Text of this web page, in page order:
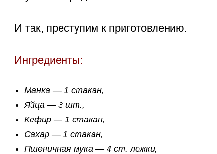
И так, преступим к приготовлению.
Ингредиенты:
Манка — 1 стакан,
Яйца — 3 шт.,
Кефир — 1 стакан,
Сахар — 1 стакан,
Пшеничная мука — 4 ст. ложки,